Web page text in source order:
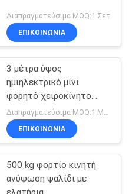
Διαπραγματεύσιμα MOQ:1 Σετ
ΕΠΙΚΟΙΝΩΝΙΑ
3 μέτρα ύψος
ημιηλεκτρικό μίνι
φορητό χειροκίνητο
ανυψωτικό ψαλίδι για
αποθήκη
ΕΠΙΚΟΙΝΩΝΙΑ
500 kg φορτίο κινητή
ανύψωση ψαλίδι με